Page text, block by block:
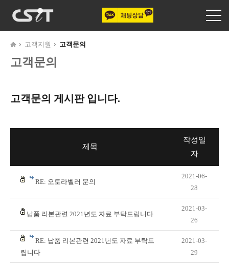
고객지원 고객문의
고객문의
고객문의 게시판 입니다.
제목
작성일
자
RE: 오토라벨러 문의
2021-06-
28
납품 리본관련 2021년도 자료 부탁드립니다
2021-03-
26
RE: 납품 리본관련 2021년도 자료 부탁드
립니다
2021-03-
29